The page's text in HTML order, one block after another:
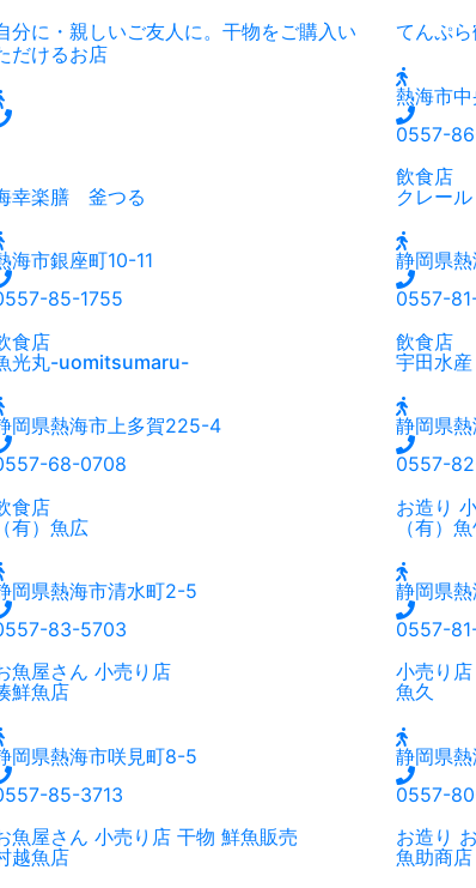
分に・親しいご友人に。干物をご購入い
だけるお店
てんぷ
熱海市中
0557-
飲食店
幸楽膳 釜つる
海市銀座町10-11
85-1755
食店
クレール
静岡県
0557-
飲食店
光丸-uomitsumaru-
岡県熱海市上多賀225-4
68-0708
食店
宇田水産
静岡県
0557-
お造り
（有）魚広
岡県熱海市清水町2-5
83-5703
魚屋さん 小売り店
（有）
静岡県
0557-
小売り店
鮮魚店
岡県熱海市咲見町8-5
85-3713
魚屋さん 小売り店 干物 鮮魚販売
魚久
静岡県
0557-
お造り
越魚店
魚助商店